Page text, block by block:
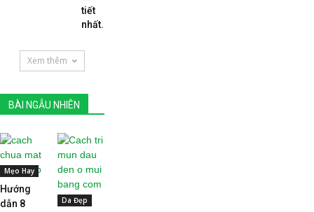
tiết
nhất...
Xem thêm
BÀI NGẪU NHIÊN
Mẹo Hay
Hướng
dẫn 8
Da Đẹp